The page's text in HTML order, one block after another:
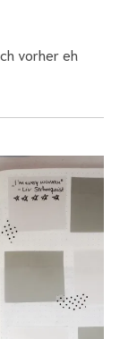
vorher eh